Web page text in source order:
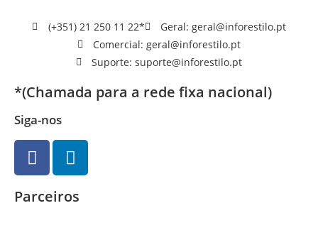
(+351) 21 250 11 22*
Geral: geral@inforestilo.pt
Comercial: geral@inforestilo.pt
Suporte: suporte@inforestilo.pt
*(Chamada para a rede fixa nacional)
Siga-nos
Parceiros